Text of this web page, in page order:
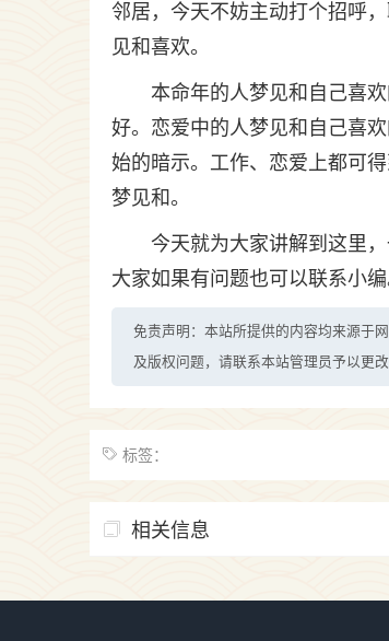
邻居，今天不妨主动打个招呼
见和喜欢。
本命年的人梦见和自己喜
好。恋爱中的人梦见和自己喜
始的暗示。工作、恋爱上都可
梦见和。
今天就为大家讲解到这里
大家如果有问题也可以联系小编
免责声明：本站所提供的内容均来源于
及版权问题，请联系本站管理员予以更改
标签：
相关信息